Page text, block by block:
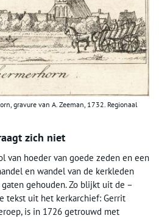
gravure van A. Zeeman, 1732. Regionaal
zich niet
van hoeder van goede zeden en een
en wandel van de kerkleden
gehouden. Zo blijkt uit de –
tekst uit het kerkarchief: Gerrit
is in 1726 getrouwd met